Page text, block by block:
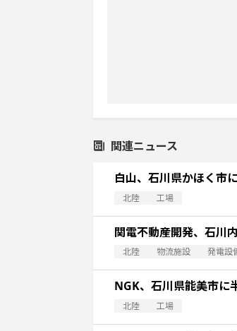
関連ニュース
白山、石川県かほく市
北陸 工場
関電不動産開発、石川
北陸 物流施設 発電設
NGK、石川県能美市に
北陸 工場